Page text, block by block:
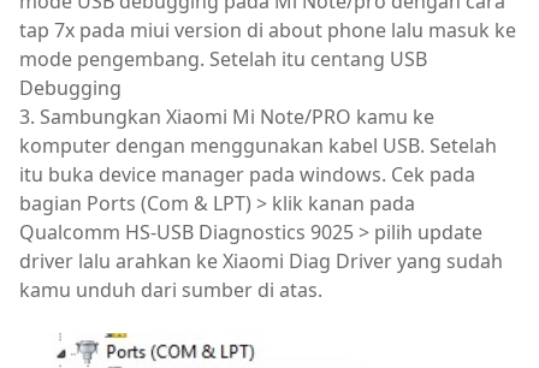
tap 7x pada miui version di about phone lalu masuk ke
mode pengembang. Setelah itu centang USB
Debugging
3. Sambungkan Xiaomi Mi Note/PRO kamu ke
komputer dengan menggunakan kabel USB. Setelah
itu buka device manager pada windows. Cek pada
bagian Ports (Com & LPT) > klik kanan pada
Qualcomm HS-USB Diagnostics 9025 > pilih update
driver lalu arahkan ke Xiaomi Diag Driver yang sudah
kamu unduh dari sumber di atas.